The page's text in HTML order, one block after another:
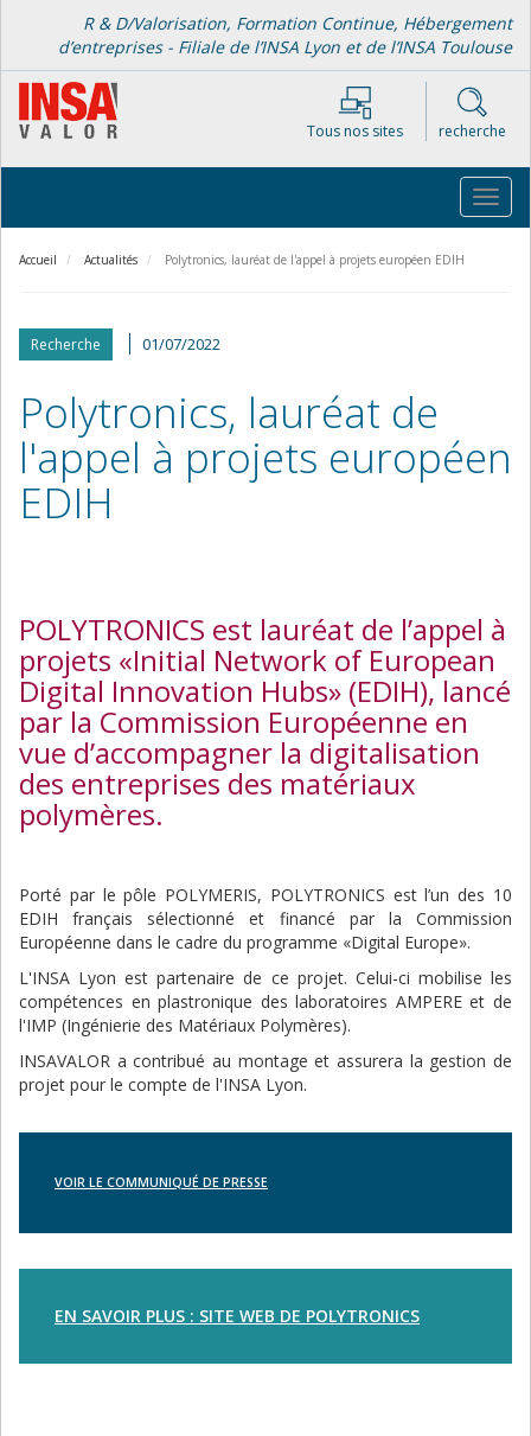
contenu
principal
R & D/Valorisation, Formation Continue, Hébergement
d’entreprises - Filiale de l’INSA Lyon et de l’INSA Toulouse
Tous nos sites recherche
Accueil Actualités Polytronics, lauréat de l'appel à projets européen EDIH
Recherche 01/07/2022
Polytronics, lauréat de
l'appel à projets européen
EDIH
POLYTRONICS est lauréat de l’appel à
projets «Initial Network of European
Digital Innovation Hubs» (EDIH), lancé
par la Commission Européenne en
vue d’accompagner la digitalisation
des entreprises des matériaux
polymères.
Porté par le pôle POLYMERIS, POLYTRONICS est l’un des 10
EDIH français sélectionné et financé par la Commission
Européenne dans le cadre du programme «Digital Europe».
L'INSA Lyon est partenaire de ce projet. Celui-ci mobilise les
compétences en plastronique des laboratoires AMPERE et de
l'IMP (Ingénierie des Matériaux Polymères).
INSAVALOR a contribué au montage et assurera la gestion de
projet pour le compte de l'INSA Lyon.
VOIR LE COMMUNIQUÉ DE PRESSE
EN SAVOIR PLUS : SITE WEB DE POLYTRONICS